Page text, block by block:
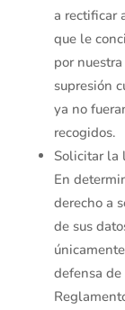
a rectificar
que le
por
supresión
ya no
recogidos.
Solicitar la
En
derecho a
de sus
defensa